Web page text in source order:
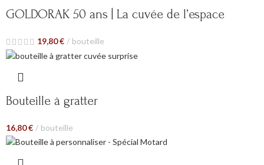
GOLDORAK 50 ans | La cuvée de l’espace
19,80€ bouteille
Bouteille à gratter
16,80€ bouteille